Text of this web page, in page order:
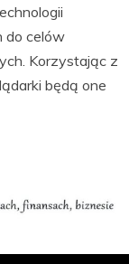
do celów
Korzystając z
będą one